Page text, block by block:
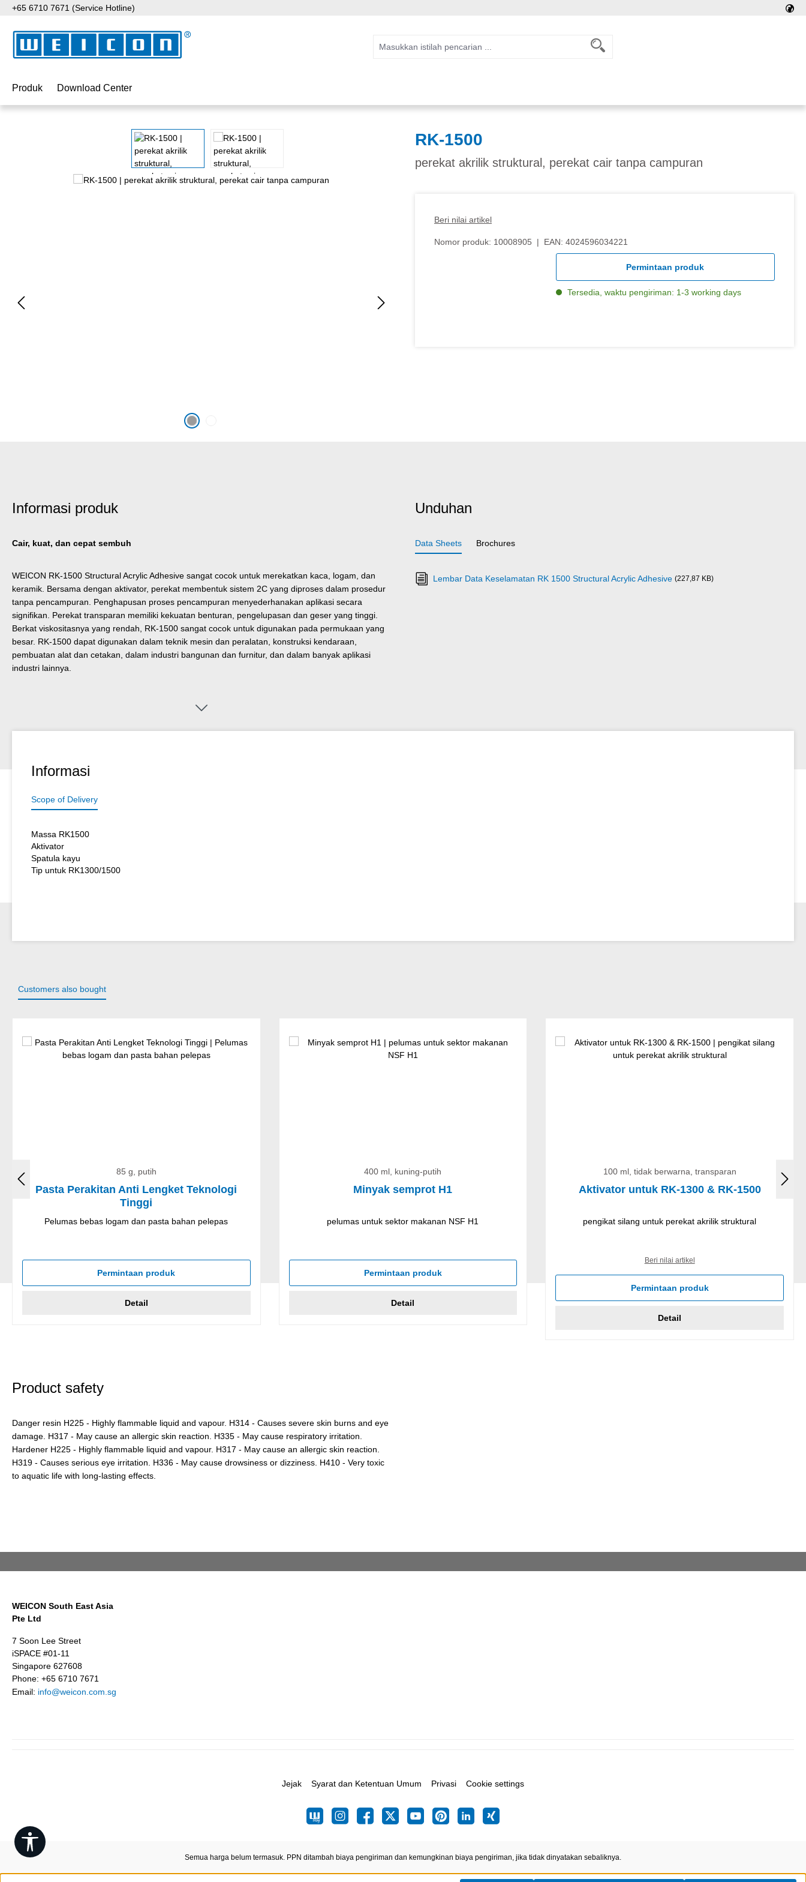
ke konten utama
Lewati ke pencarian
Lewati ke navigasi utama
+65 6710 7671 (Service Hotline)
Produk Download Center
RK-1500
perekat akrilik struktural, perekat cair tanpa campuran
Beri nilai artikel
Nomor produk: 10008905 | EAN: 4024596034221
Permintaan produk
Tersedia, waktu pengiriman: 1-3 working days
Informasi produk
Cair, kuat, dan cepat sembuh
WEICON RK-1500 Structural Acrylic Adhesive sangat cocok untuk merekatkan kaca, logam, dan
keramik. Bersama dengan aktivator, perekat membentuk sistem 2C yang diproses dalam prosedur
tanpa pencampuran. Penghapusan proses pencampuran menyederhanakan aplikasi secara
signifikan. Perekat transparan memiliki kekuatan benturan, pengelupasan dan geser yang tinggi.
Berkat viskositasnya yang rendah, RK-1500 sangat cocok untuk digunakan pada permukaan yang
besar. RK-1500 dapat digunakan dalam teknik mesin dan peralatan, konstruksi kendaraan,
pembuatan alat dan cetakan, dalam industri bangunan dan furnitur, dan dalam banyak aplikasi
industri lainnya.
Unduhan
Data Sheets Brochures
Lembar Data Keselamatan RK 1500 Structural Acrylic Adhesive (227,87 KB)
Informasi
Scope of Delivery
Massa RK1500
Aktivator
Spatula kayu
Tip untuk RK1300/1500
Customers also bought
85 g, putih
Pasta Perakitan Anti Lengket Teknologi
Tinggi
Pelumas bebas logam dan pasta bahan pelepas
Permintaan produk
Detail
400 ml, kuning-putih
Minyak semprot H1
pelumas untuk sektor makanan NSF H1
Permintaan produk
Detail
100 ml, tidak berwarna, transparan
Aktivator untuk RK-1300 & RK-1500
pengikat silang untuk perekat akrilik struktural
Beri nilai artikel
Permintaan produk
Detail
Product safety
Danger resin H225 - Highly flammable liquid and vapour. H314 - Causes severe skin burns and eye
damage. H317 - May cause an allergic skin reaction. H335 - May cause respiratory irritation.
Hardener H225 - Highly flammable liquid and vapour. H317 - May cause an allergic skin reaction.
H319 - Causes serious eye irritation. H336 - May cause drowsiness or dizziness. H410 - Very toxic
to aquatic life with long-lasting effects.
WEICON South East Asia
Pte Ltd
7 Soon Lee Street
iSPACE #01-11
Singapore 627608
Phone: +65 6710 7671
Email: info@weicon.com.sg
Jejak Syarat dan Ketentuan Umum Privasi Cookie settings
Semua harga belum termasuk. PPN ditambah biaya pengiriman dan kemungkinan biaya pengiriman, jika tidak dinyatakan sebaliknya.
Show toolbar